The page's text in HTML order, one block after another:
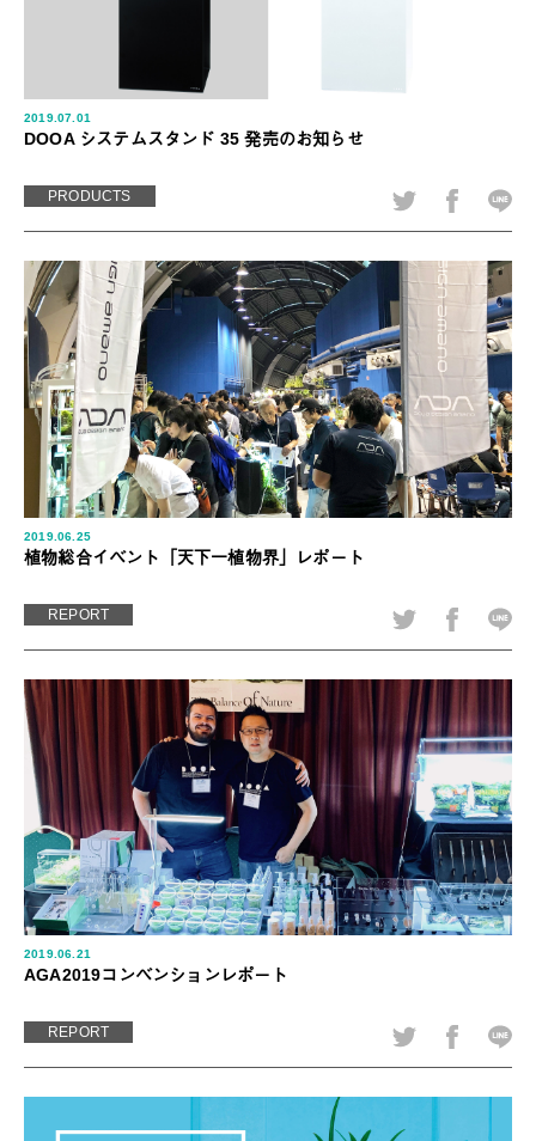
2019.07.01
DOOA システムスタンド 35 発売のお知らせ
PRODUCTS
2019.06.25
植物総合イベント「天下一植物界」レポート
REPORT
2019.06.21
AGA2019コンベンションレポート
REPORT